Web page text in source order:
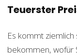
Teuerster
Es kommt ziemlich
bekommen, wofür